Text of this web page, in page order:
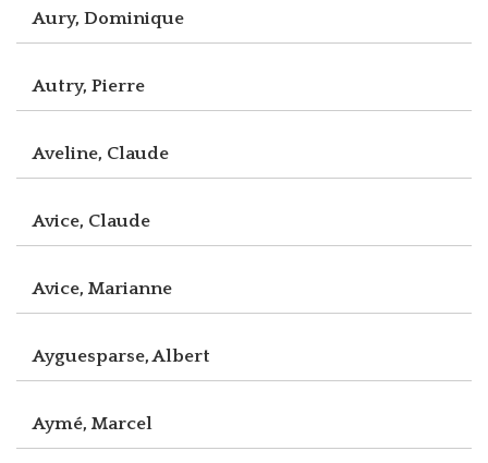
Aury, Dominique
Autry, Pierre
Aveline, Claude
Avice, Claude
Avice, Marianne
Ayguesparse, Albert
Aymé, Marcel